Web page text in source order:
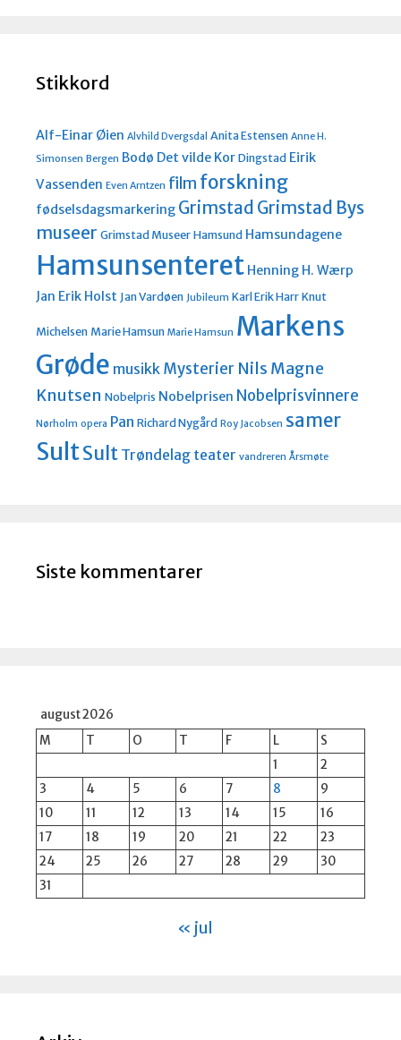
Stikkord
Alf-Einar Øien Alvhild Dvergsdal Anita Estensen Anne H.
Simonsen Bergen Bodø Det vilde Kor Dingstad Eirik
Vassenden Even Arntzen film forskning
fødselsdagsmarkering Grimstad Grimstad Bys
museer Grimstad Museer Hamsund Hamsundagene
Hamsunsenteret Henning H. Wærp
Jan Erik Holst Jan Vardøen Jubileum Karl Erik Harr Knut
Michelsen Marie Hamsun Marie Hamsun Markens
Grøde musikk Mysterier Nils Magne
Knutsen Nobelpris Nobelprisen Nobelprisvinnere
Nørholm opera Pan Richard Nygård Roy Jacobsen samer
SultSult Trøndelag teater vandreren Årsmøte
Siste kommentarer
august 2026
M
T O T F L
S
1
2
3
4 5 6 7 8
9
10
11 12 13 14 15
16
17
18 19 20 21 22
23
24
25 26 27 28 29
30
31
« jul